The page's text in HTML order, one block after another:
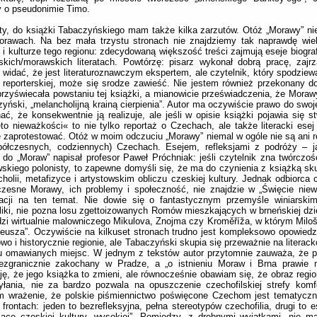
o pseudonimie Timo.
do książki Tabaczyńskiego mam także kilka zarzutów. Otóż „Morawy”
Na bez mała trzystu stronach nie znajdziemy tak naprawdę
i kulturze tego regionu: zdecydowaną większość treści zajmują eseje
morawskich literatach. Powtórzę: pisarz wykonał dobrą pracę,
widać, że jest literaturoznawczym ekspertem, ale czytelnik, który
reporterskiej, może się srodze zawieść. Nie jestem również przekonany
powstaniu tej książki, a mianowicie przeświadczenia, że
„melancholijną krainą cierpienia”. Autor ma oczywiście prawo do
że konsekwentnie ją realizuje, ale jeśli w opisie książki pojawia się
nieważkości« to nie tylko reportaż o Czechach, ale także literacki esej
zaprotestować. Otóż w moim odczuciu „Morawy” niemal w ogóle nie są ani
codziennych) Czechach. Esejem, refleksjami z podróży –
do „Moraw” napisał profesor Paweł Próchniak: jeśli czytelnik zna
polonisty, to zapewne domyśli się, że ma do czynienia z książką
metafizyce i artystowskim obliczu czeskiej kultury. Jednak odbiorca
Morawy, ich problemy i społeczność, nie znajdzie w „Święcie
na ten temat. Nie dowie się o fantastycznym przemyśle
nie pozna losu zgettoizowanych Romów mieszkających w brneńskiej
wirtualnie malowniczego Mikulova, Znojma czy Kroměříža, w którym
Oczywiście na kilkuset stronach trudno jest kompleksowo
i historycznie regionie, ale Tabaczyński skupia się przeważnie na
omawianych miejsc. W jednym z tekstów autor przytomnie zauważa, że
zakochany w Pradze, a „o istnieniu Moraw i Brna prawie
że jego książka to zmieni, ale równocześnie obawiam się, że obraz
nie za bardzo pozwala na opuszczenie czechofilskiej strefy
wrażenie, że polskie piśmiennictwo poświęcone Czechom jest
frontach: jeden to bezrefleksyjna, pełna stereotypów czechofilia, drugi to